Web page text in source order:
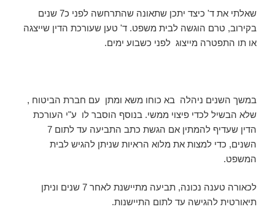
שאלתי את ד' כיצד יתכן שתאונה שהתרחשה לפני כ7 שנים
בקירוב, טרם הוגשה לבית משפט. ד' טען שעורכת הדין שייצגה
או תו התפטרה מייצוג לפני כשבוע ימים.
במשך השנים ניהלה בא כוחו משא ומתן עם חברת הביטוח ,
שלא הבשיל לכדי פיצוי ממשי. בנוסף הוסבר לו ע"י העורכת
הדין שעדיף להמתין אם הגשת כתב התביעה עד לתום 7
השנים, כדי למצות את מלוא הראיות שניתן להגיש לבית
המשפט.
לכאורה טענה נכונה, תביעה מתיישנת לאחר 7 שנים וניתן
תיאורטית להגישה עד לתום התיישנות.